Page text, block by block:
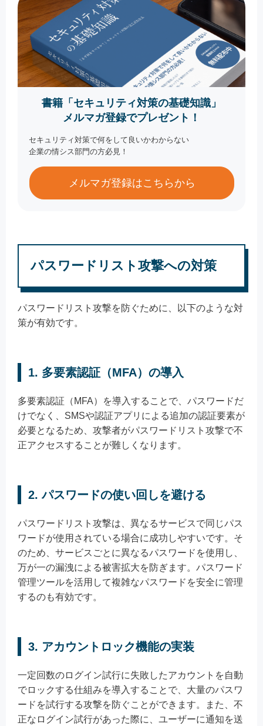
書籍「セキュリティ対策の基礎知識」
メルマガ登録でプレゼント！
セキュリティ対策で何をして良いかわからない
企業の情シス部門の方必見！
メルマガ登録はこちらから
パスワードリスト攻撃への対策
パスワードリスト攻撃を防ぐために、以下のような対
策が有効です。
1. 多要素認証（MFA）の導入
多要素認証（MFA）を導入することで、パスワードだ
けでなく、SMSや認証アプリによる追加の認証要素が
必要となるため、攻撃者がパスワードリスト攻撃で不
正アクセスすることが難しくなります。
2. パスワードの使い回しを避ける
パスワードリスト攻撃は、異なるサービスで同じパス
ワードが使用されている場合に成功しやすいです。そ
のため、サービスごとに異なるパスワードを使用し、
万が一の漏洩による被害拡大を防ぎます。パスワード
管理ツールを活用して複雑なパスワードを安全に管理
するのも有効です。
3. アカウントロック機能の実装
一定回数のログイン試行に失敗したアカウントを自動
でロックする仕組みを導入することで、大量のパスワ
ードを試行する攻撃を防ぐことができます。また、不
正なログイン試行があった際に、ユーザーに通知を送